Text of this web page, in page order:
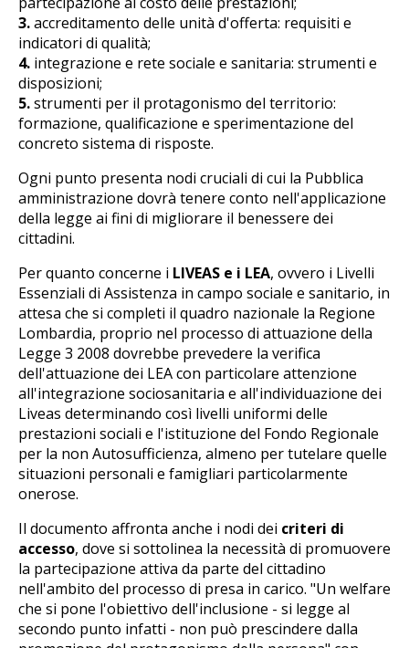
3.accreditamento delle unità d'offerta: requisiti e
indicatori di qualità;
4. integrazione e rete sociale e sanitaria: strumenti e
disposizioni;
5.strumenti per il protagonismo del territorio:
formazione, qualificazione e sperimentazione del
concreto sistema di risposte.
Ogni punto presenta nodi cruciali di cui la Pubblica
amministrazione dovrà tenere conto nell'applicazione
della legge ai fini di migliorare il benessere dei
cittadini.
Per quanto concerne i LIVEAS e i LEA, ovvero i Livelli
Essenziali di Assistenza in campo sociale e sanitario, in
attesa che si completi il quadro nazionale la Regione
Lombardia, proprio nel processo di attuazione della
Legge 3 2008 dovrebbe prevedere la verifica
dell'attuazione dei LEA con particolare attenzione
all'integrazione sociosanitaria e all'individuazione dei
Liveas determinando così livelli uniformi delle
prestazioni sociali e l'istituzione del Fondo Regionale
per la non Autosufficienza, almeno per tutelare quelle
situazioni personali e famigliari particolarmente
onerose.
Il documento affronta anche i nodi dei criteri di
accesso, dove si sottolinea la necessità di promuovere
la partecipazione attiva da parte del cittadino
nell'ambito del processo di presa in carico. "Un welfare
che si pone l'obiettivo dell'inclusione - si legge al
secondo punto infatti - non può prescindere dalla